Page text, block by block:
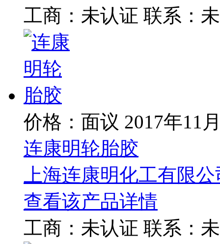
工商： 未认证 联系：
价格：面议 2017年11
连康明轮胎胶
上海连康明化工有限
查看该产品详情
工商： 未认证 联系：